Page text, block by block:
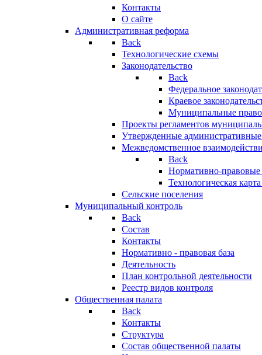
Контакты
О сайте
Административная реформа
Back
Технологические схемы
Законодательство
Back
Федеральное
Краевое
Муниципальные
Проекты регламентов
Утвержденные
Межведомственное
Back
Нормативно-правовые
Технологическая
Сельские поселения
Муниципальный контроль
Back
Состав
Контакты
Нормативно - правовая база
Деятельность
План контрольной деятельности
Реестр видов контроля
Общественная палата
Back
Контакты
Структура
Состав общественной палаты